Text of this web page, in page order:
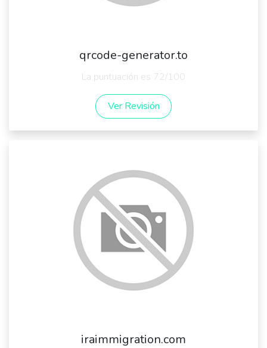
qrcode-generator.to
La puntuación es 72/100
Ver Revisión
iraimmigration.com